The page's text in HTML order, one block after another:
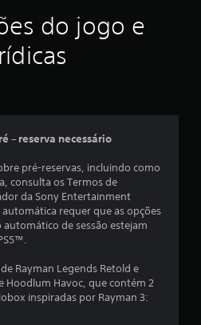
do jogo e
– reserva necessário
pré-reservas, incluindo como
consulta os Termos de
da Sony Entertainment
requer que as opções
de sessão estejam
Rayman Legends Retold e
Hoodlum Havoc, que contém 2
inspiradas por Rayman 3: